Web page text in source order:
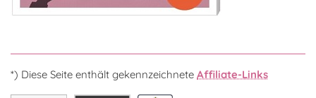
*) Diese Seite enthält gekennzeichnete Affiliate-Links